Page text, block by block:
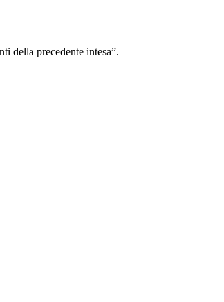
della precedente intesa”.